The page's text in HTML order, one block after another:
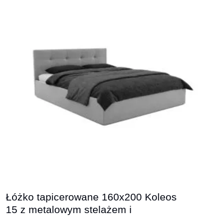
Łóżko tapicerowane 160x200 Koleos
15 z metalowym stelażem i